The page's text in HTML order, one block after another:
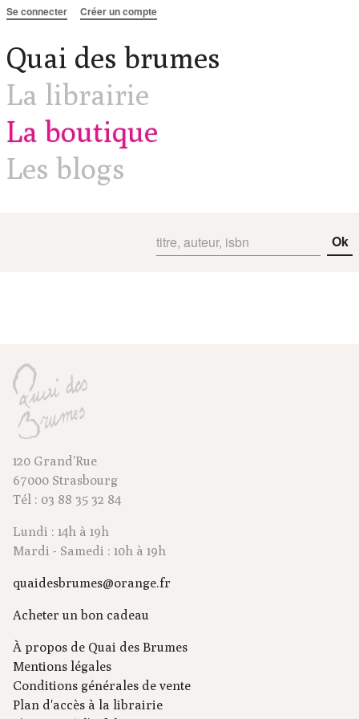
Aller au contenu
Se connecter Créer un compte
La librairie
La boutique
Les blogs
Quai des brumes
Ok
120 Grand'Rue
67000 Strasbourg
Tél : 03 88 35 32 84
Lundi : 14h à 19h
Mardi - Samedi : 10h à 19h
quaidesbrumes@orange.fr
Acheter un bon cadeau
À propos de Quai des Brumes
Mentions légales
Conditions générales de vente
Plan d'accès à la librairie